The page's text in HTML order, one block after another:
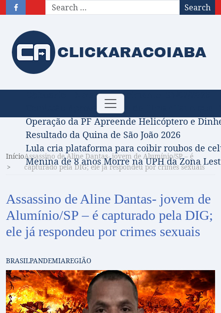
Search
Toggle
navigation
Obituário – Nota de falecimento: 31/07/2026
Comissão Aprova Projeto de Jilmar Tatto
Operação da PF Apreende Helicóptero e
Resultado da Quina de São João 2026
Lula cria plataforma para coibir roubos de
Menina de 8 anos Morre na UPH da Zona
InícioAssassino de Aline Dantas- jovem de Alumínio/SP – é
capturado pela DIG; ele já respondeu por crimes sexuais
Assassino de Aline Dantas- jovem de
Alumínio/SP – é capturado pela DIG;
ele já respondeu por crimes sexuais
BRASILPANDEMIAREGIÃO